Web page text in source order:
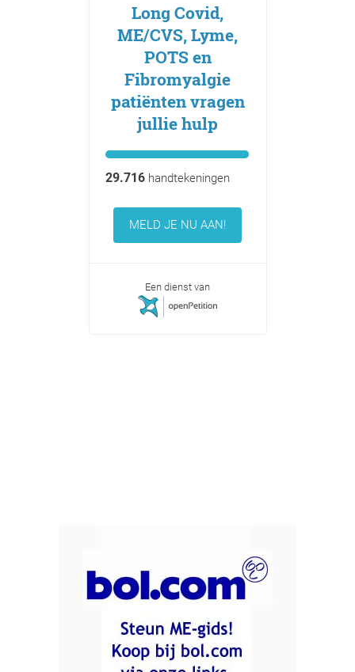
Long Covid,
ME/CVS, Lyme,
POTS en
Fibromyalgie
patiënten vragen
jullie hulp
29.716handtekeningen
MELD JE NU AAN!
Een dienst van